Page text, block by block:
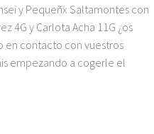
y Pequeñx Saltamontes con
4G y Carlota Acha 11G ¿os
en contacto con vuestros
empezando a cogerle el